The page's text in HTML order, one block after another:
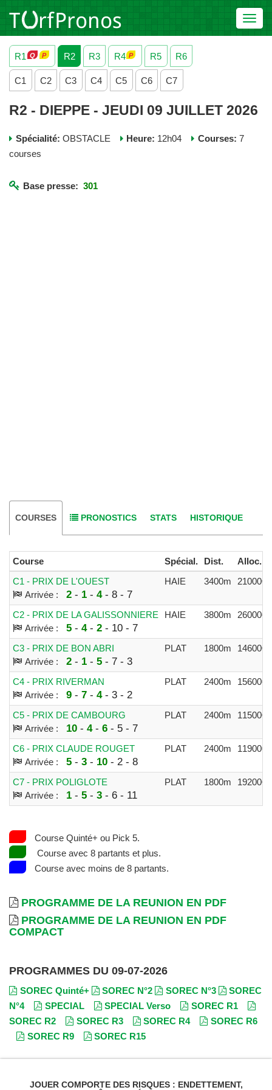
R1
R2 R3 R4 R5 R6
C1 C2 C3 C4 C5 C6 C7
R2 - DIEPPE - JEUDI 09 JUILLET 2026
Spécialité: OBSTACLE Heure: 12h04 Courses: 7
courses
Base presse: 301
COURSES PRONOSTICS STATS HISTORIQUE
Course Spécial. Dist.
Alloc.
C1 - PRIX DE L'OUEST
Arrivée :
2- 1 - 4- 8 - 7
HAIE 3400m 21000€
C2 - PRIX DE LA GALISSONNIERE
Arrivée :
5- 4- 2- 10 - 7
HAIE 3800m 26000€
C3 - PRIX DE BON ABRI
Arrivée :
2- 1 - 5- 7 - 3
PLAT 1800m 14600€
C4 - PRIX RIVERMAN
Arrivée :
9- 7- 4- 3 - 2
PLAT 2400m 15600€
C5 - PRIX DE CAMBOURG
Arrivée :
10- 4- 6- 5 - 7
PLAT 2400m 11500€
C6 - PRIX CLAUDE ROUGET
Arrivée :
5- 3- 10- 2 - 8
PLAT 2400m 11900€
C7 - PRIX POLIGLOTE
Arrivée :
1 - 5- 3- 6 - 11
PLAT 1800m 19200€
Course Quinté+ ou Pick 5.
Course avec 8 partants et plus.
Course avec moins de 8 partants.
PROGRAMME DE LA REUNION EN PDF
PROGRAMME DE LA REUNION EN PDF
COMPACT
PROGRAMMES DU 09-07-2026
SOREC Quinté+ SOREC N°2 SOREC N°3
SOREC
N°4
SPECIAL SPECIAL Verso
SOREC R1
SOREC R2
SOREC R3 SOREC R4
SOREC R6
SOREC R9
SOREC R15
JOUER COMPORTE DES RISQUES : ENDETTEMENT,